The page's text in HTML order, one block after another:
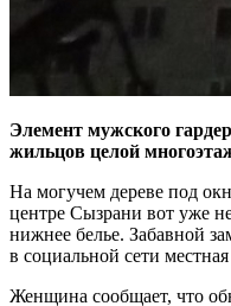
Элемент мужского
жильцов целой
На могучем дереве под
центре Сызрани вот уже
нижнее белье. Забавной
в социальной сети
Женщина сообщает, что